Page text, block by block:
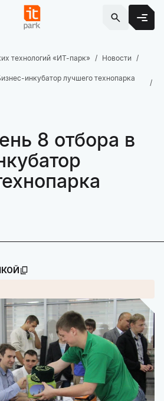
технологий «ИТ-парк»
Новости
инкубатор лучшего технопарка
8 отбора в